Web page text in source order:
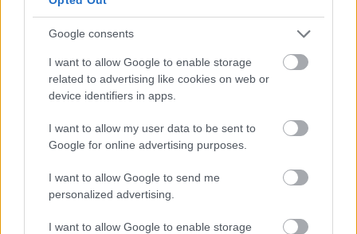
Google consents
I want to allow Google to enable storage
related to advertising like cookies on web or
device identifiers in apps.
I want to allow my user data to be sent to
Google for online advertising purposes.
I want to allow Google to send me
personalized advertising.
I want to allow Google to enable storage